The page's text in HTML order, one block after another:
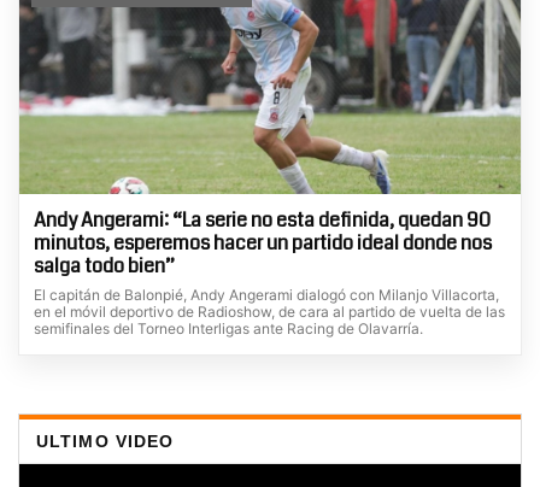
Andy Angerami: “La serie no esta definida, quedan 90
minutos, esperemos hacer un partido ideal donde nos
salga todo bien”
El capitán de Balonpié, Andy Angerami dialogó con Milanjo Villacorta,
en el móvil deportivo de Radioshow, de cara al partido de vuelta de las
semifinales del Torneo Interligas ante Racing de Olavarría.
ULTIMO VIDEO